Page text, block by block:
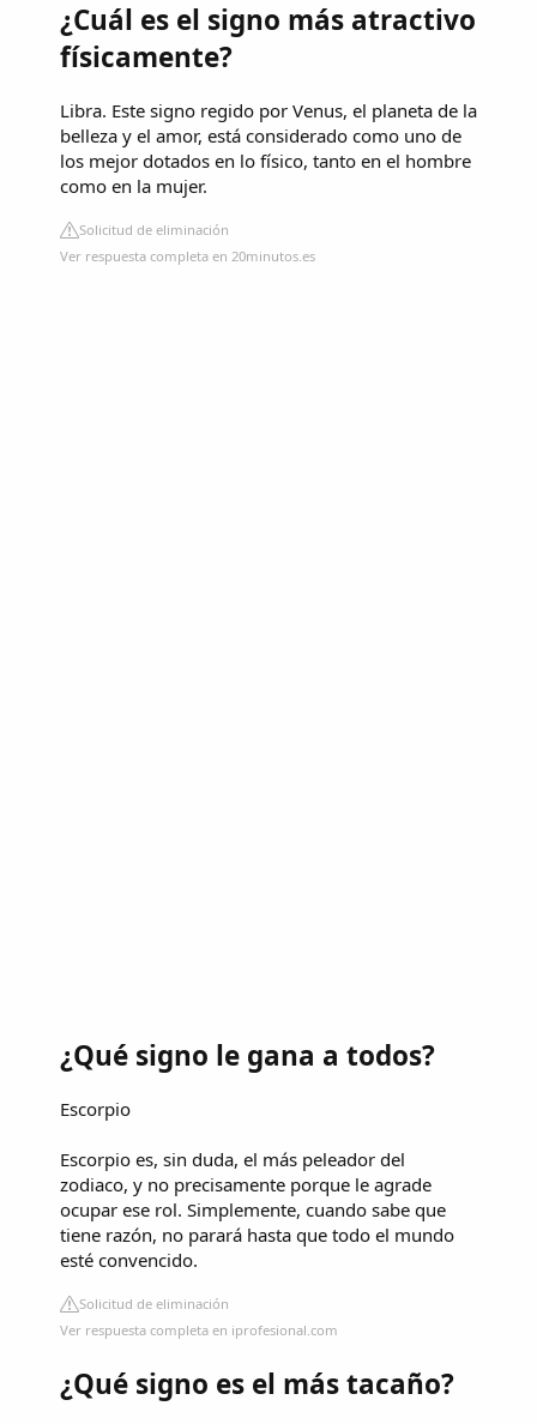
¿Cuál es el signo más atractivo
físicamente?
Libra. Este signo regido por Venus, el planeta de la
belleza y el amor, está considerado como uno de
los mejor dotados en lo físico, tanto en el hombre
como en la mujer.
Solicitud de eliminación
Ver respuesta completa en 20minutos.es
¿Qué signo le gana a todos?
Escorpio
Escorpio es, sin duda, el más peleador del
zodiaco, y no precisamente porque le agrade
ocupar ese rol. Simplemente, cuando sabe que
tiene razón, no parará hasta que todo el mundo
esté convencido.
Solicitud de eliminación
Ver respuesta completa en iprofesional.com
¿Qué signo es el más tacaño?